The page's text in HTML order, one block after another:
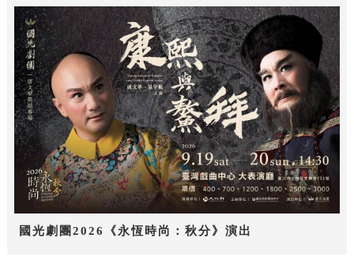
國光劇團2026《永恆時尚：秋分》演出